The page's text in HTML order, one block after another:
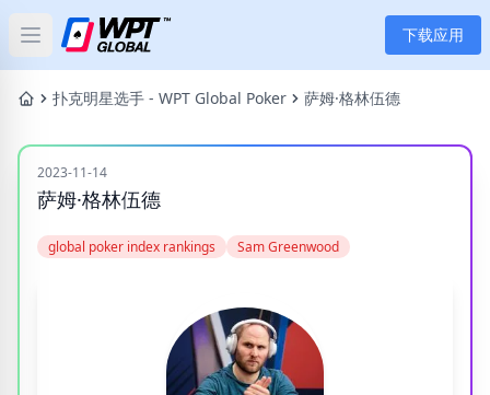
Open main menu 下载应用
首页
新闻
扑克
应用
玩家
扑克明星选手 - WPT Global Poker 萨姆·格林伍德
2023-11-14
萨姆·格林伍德
global poker index rankings Sam Greenwood